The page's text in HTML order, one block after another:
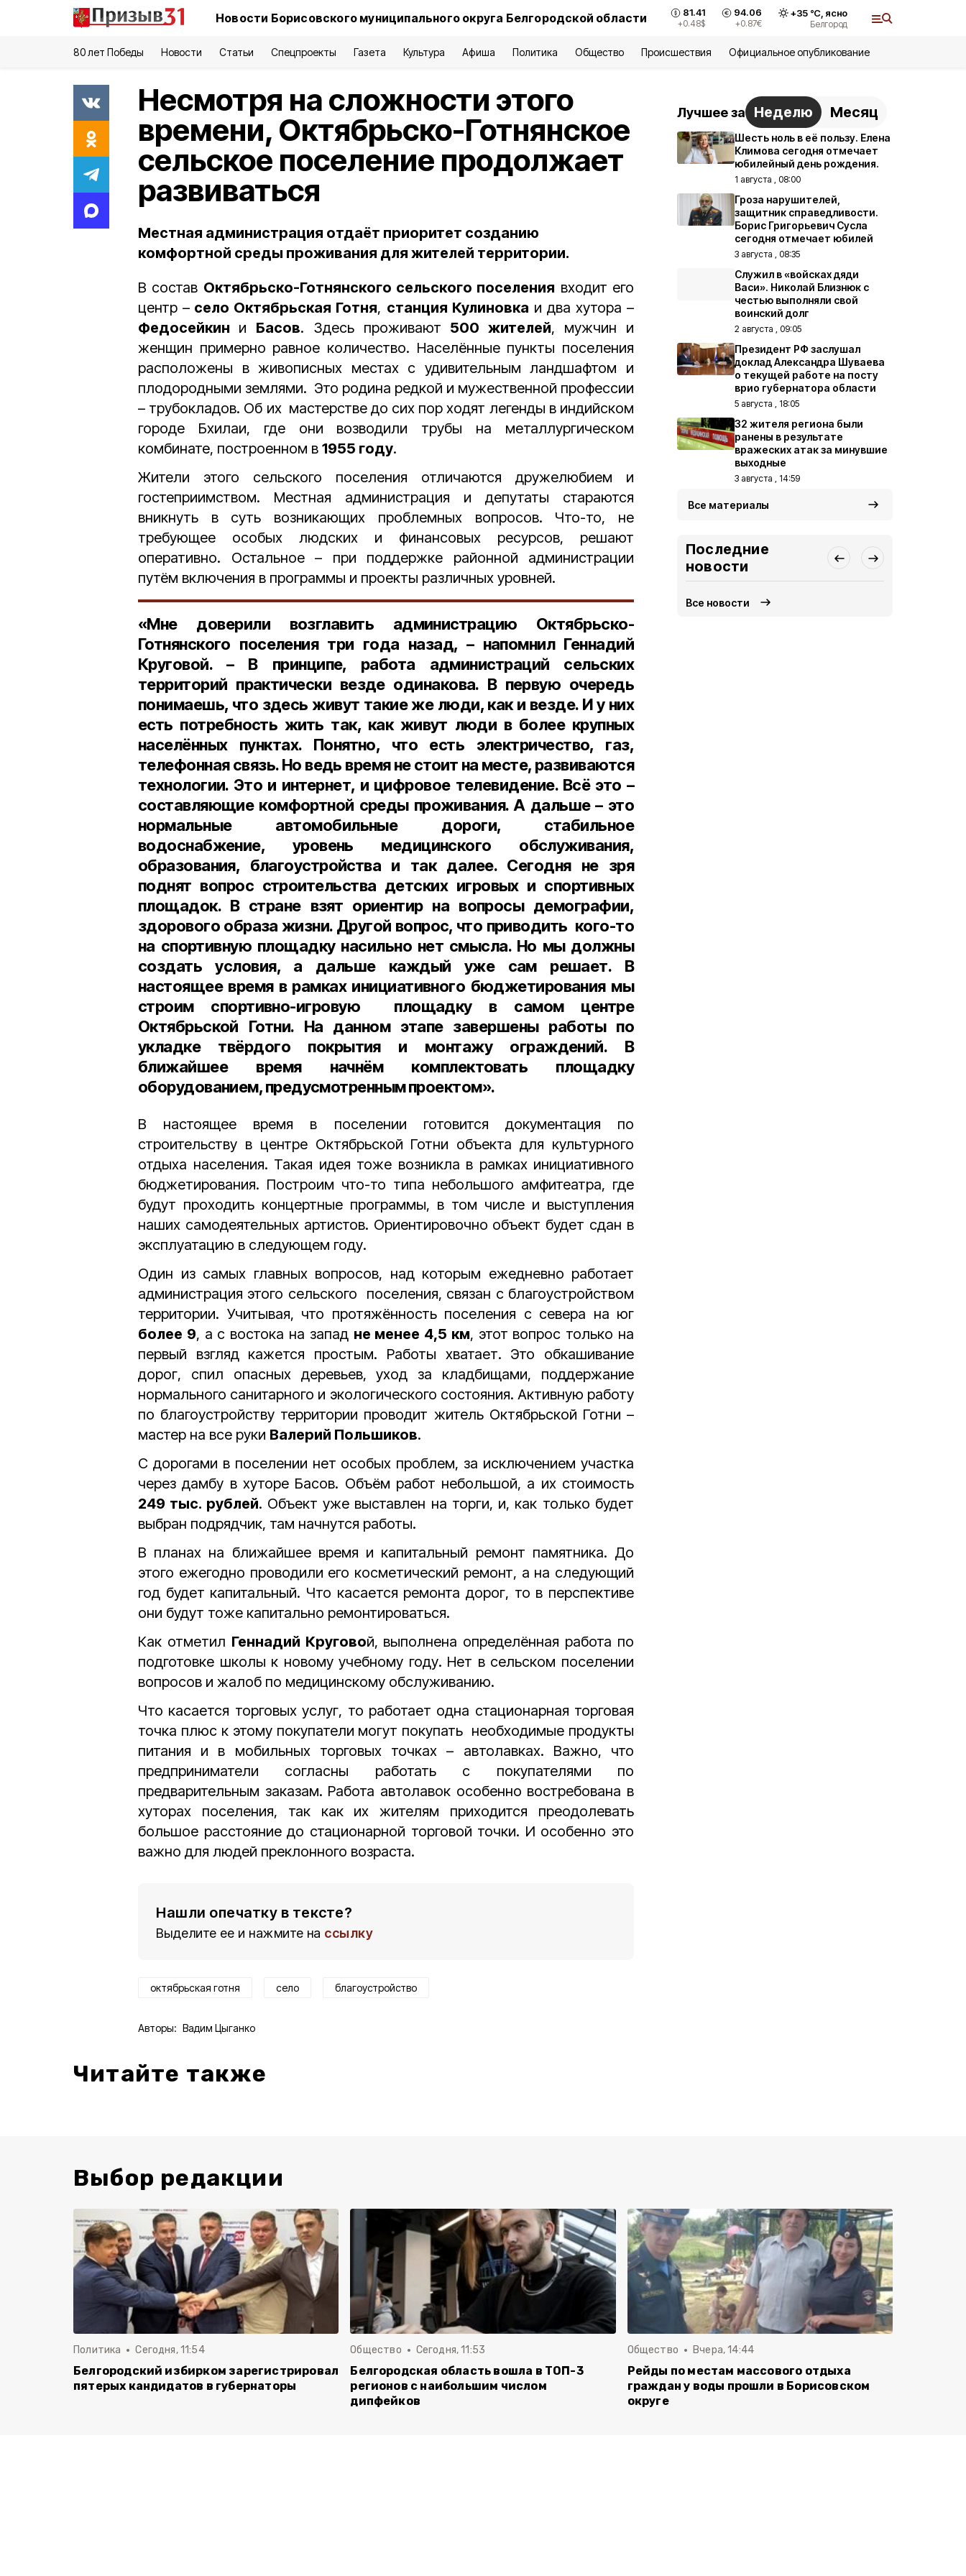
Новости Борисовского муниципального округа Белгородской области 81.41
+0.48$
94.06
+0.87€
+35°С, ясно
Белгород
80 лет Победы Новости Статьи Спецпроекты Газета Культура Афиша Политика Общество Происшествия Официальное опубликование
Несмотря на сложности этого
времени, Октябрьско-Готнянское
сельское поселение продолжает
развиваться
Местная администрация отдаёт приоритет созданию
комфортной среды проживания для жителей территории.
В состав Октябрьско-Готнянского сельского поселения входит его
центр – село Октябрьская Готня, станция Кулиновка и два хутора –
Федосейкин и Басов. Здесь проживают 500 жителей, мужчин и
женщин примерно равное количество. Населённые пункты поселения
расположены в живописных местах с удивительным ландшафтом и
плодородными землями. Это родина редкой и мужественной профессии
– трубокладов. Об их мастерстве до сих пор ходят легенды в индийском
городе Бхилаи, где они возводили трубы на металлургическом
комбинате, построенном в 1955 году.
Жители этого сельского поселения отличаются дружелюбием и
гостеприимством. Местная администрация и депутаты стараются
вникнуть в суть возникающих проблемных вопросов. Что-то, не
требующее особых людских и финансовых ресурсов, решают
оперативно. Остальное – при поддержке районной администрации
путём включения в программы и проекты различных уровней.
«Мне доверили возглавить администрацию Октябрьско-
Готнянского поселения три года назад, – напомнил Геннадий
Круговой. – В принципе, работа администраций сельских
территорий практически везде одинакова. В первую очередь
понимаешь, что здесь живут такие же люди, как и везде. И у них
есть потребность жить так, как живут люди в более крупных
населённых пунктах. Понятно, что есть электричество, газ,
телефонная связь. Но ведь время не стоит на месте, развиваются
технологии. Это и интернет, и цифровое телевидение. Всё это –
составляющие комфортной среды проживания. А дальше – это
нормальные автомобильные дороги, стабильное
водоснабжение, уровень медицинского обслуживания,
образования, благоустройства и так далее. Сегодня не зря
поднят вопрос строительства детских игровых и спортивных
площадок. В стране взят ориентир на вопросы демографии,
здорового образа жизни. Другой вопрос, что приводить кого-то
на спортивную площадку насильно нет смысла. Но мы должны
создать условия, а дальше каждый уже сам решает. В
настоящее время в рамках инициативного бюджетирования мы
строим спортивно-игровую площадку в самом центре
Октябрьской Готни. На данном этапе завершены работы по
укладке твёрдого покрытия и монтажу ограждений. В
ближайшее время начнём комплектовать площадку
оборудованием, предусмотренным проектом».
В настоящее время в поселении готовится документация по
строительству в центре Октябрьской Готни объекта для культурного
отдыха населения. Такая идея тоже возникла в рамках инициативного
бюджетирования. Построим что-то типа небольшого амфитеатра, где
будут проходить концертные программы, в том числе и выступления
наших самодеятельных артистов. Ориентировочно объект будет сдан в
эксплуатацию в следующем году.
Один из самых главных вопросов, над которым ежедневно работает
администрация этого сельского поселения, связан с благоустройством
территории. Учитывая, что протяжённость поселения с севера на юг
более 9, а с востока на запад не менее 4,5 км, этот вопрос только на
первый взгляд кажется простым. Работы хватает. Это обкашивание
дорог, спил опасных деревьев, уход за кладбищами, поддержание
нормального санитарного и экологического состояния. Активную работу
по благоустройству территории проводит житель Октябрьской Готни –
мастер на все руки Валерий Польшиков.
С дорогами в поселении нет особых проблем, за исключением участка
через дамбу в хуторе Басов. Объём работ небольшой, а их стоимость
249 тыс. рублей. Объект уже выставлен на торги, и, как только будет
выбран подрядчик, там начнутся работы.
В планах на ближайшее время и капитальный ремонт памятника. До
этого ежегодно проводили его косметический ремонт, а на следующий
год будет капитальный. Что касается ремонта дорог, то в перспективе
они будут тоже капитально ремонтироваться.
Как отметил Геннадий Круговой, выполнена определённая работа по
подготовке школы к новому учебному году. Нет в сельском поселении
вопросов и жалоб по медицинскому обслуживанию.
Что касается торговых услуг, то работает одна стационарная торговая
точка плюс к этому покупатели могут покупать необходимые продукты
питания и в мобильных торговых точках – автолавках. Важно, что
предприниматели согласны работать с покупателями по
предварительным заказам. Работа автолавок особенно востребована в
хуторах поселения, так как их жителям приходится преодолевать
большое расстояние до стационарной торговой точки. И особенно это
важно для людей преклонного возраста.
Нашли опечатку в тексте?
Выделите ее и нажмите на ссылку
октябрьская готня село благоустройство
Авторы: Вадим Цыганко
Читайте также
Лучшее за Неделю Месяц
Шесть ноль в её пользу. Елена
Климова сегодня отмечает
юбилейный день рождения.
1 августа , 08:00
Гроза нарушителей,
защитник справедливости.
Борис Григорьевич Сусла
сегодня отмечает юбилей
3 августа , 08:35
Служил в «войсках дяди
Васи». Николай Близнюк с
честью выполняли свой
воинский долг
2 августа , 09:05
Президент РФ заслушал
доклад Александра Шуваева
о текущей работе на посту
врио губернатора области
5 августа , 18:05
32 жителя региона были
ранены в результате
вражеских атак за минувшие
выходные
3 августа , 14:59
Все материалы
Последние
новости
Все новости
Выбор редакции
Политика Сегодня, 11:54
Белгородский избирком зарегистрировал
пятерых кандидатов в губернаторы
Общество Сегодня, 11:53
Белгородская область вошла в ТОП-3
регионов с наибольшим числом
дипфейков
Общество Вчера, 14:44
Рейды по местам массового отдыха
граждан у воды прошли в Борисовском
округе